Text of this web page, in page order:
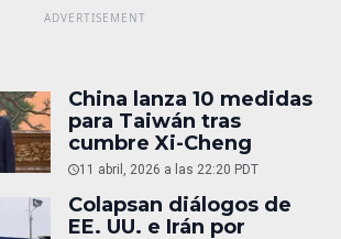
China lanza 10 medidas
para Taiwán tras
cumbre Xi-Cheng
11 abril, 2026 a las 22:20 PDT
Colapsan diálogos de
EE. UU. e Irán por